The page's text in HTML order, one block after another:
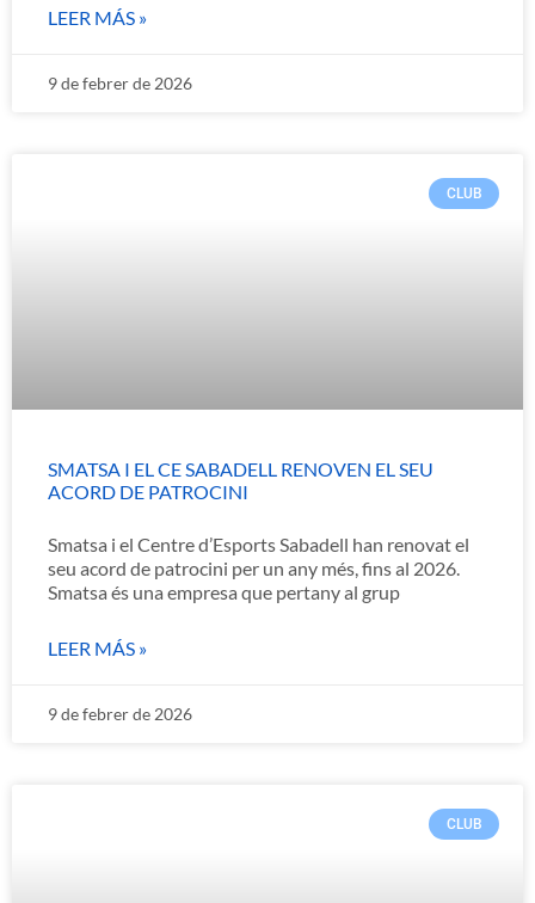
LEER MÁS »
9 de febrer de 2026
CLUB
SMATSA I EL CE SABADELL RENOVEN EL SEU
ACORD DE PATROCINI
Smatsa i el Centre d’Esports Sabadell han renovat el
seu acord de patrocini per un any més, fins al 2026.
Smatsa és una empresa que pertany al grup
LEER MÁS »
9 de febrer de 2026
CLUB